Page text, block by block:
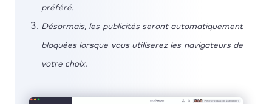
préféré.
Désormais, les publicités seront automatiquement
bloquées lorsque vous utiliserez les navigateurs de
votre choix.